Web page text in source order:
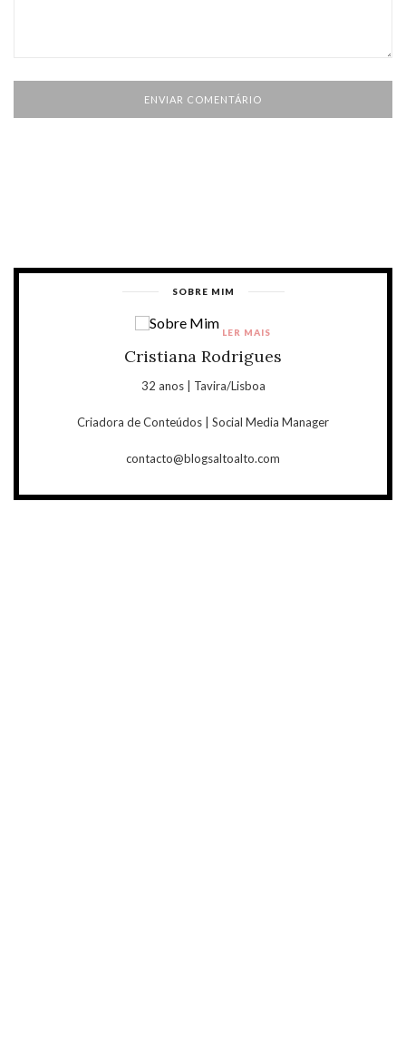
SOBRE MIM
Cristiana Rodrigues
32 anos | Tavira/Lisboa
Criadora de Conteúdos | Social Media Manager
contacto@blogsaltoalto.com
LER MAIS